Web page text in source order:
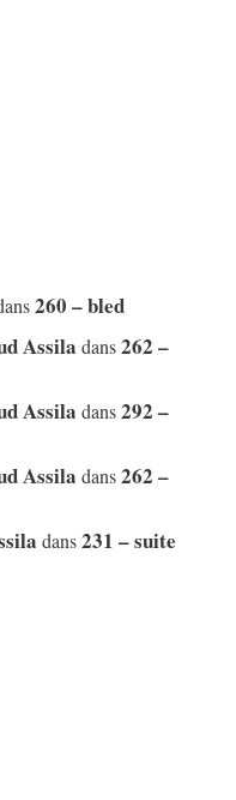
260 – bled
Assila dans262 –
Assila dans292 –
Assila dans262 –
dans231 – suite